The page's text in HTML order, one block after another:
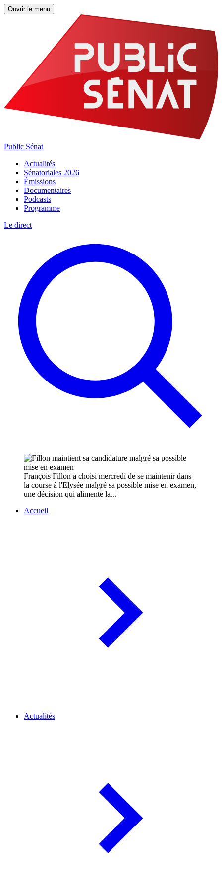
Ouvrir le menu
Public Sénat
Actualités
Sénatoriales 2026
Émissions
Documentaires
Podcasts
Programme
Le direct
François Fillon a choisi mercredi de se maintenir dans
la course à l'Elysée malgré sa possible mise en examen,
une décision qui alimente la...
Accueil
Actualités